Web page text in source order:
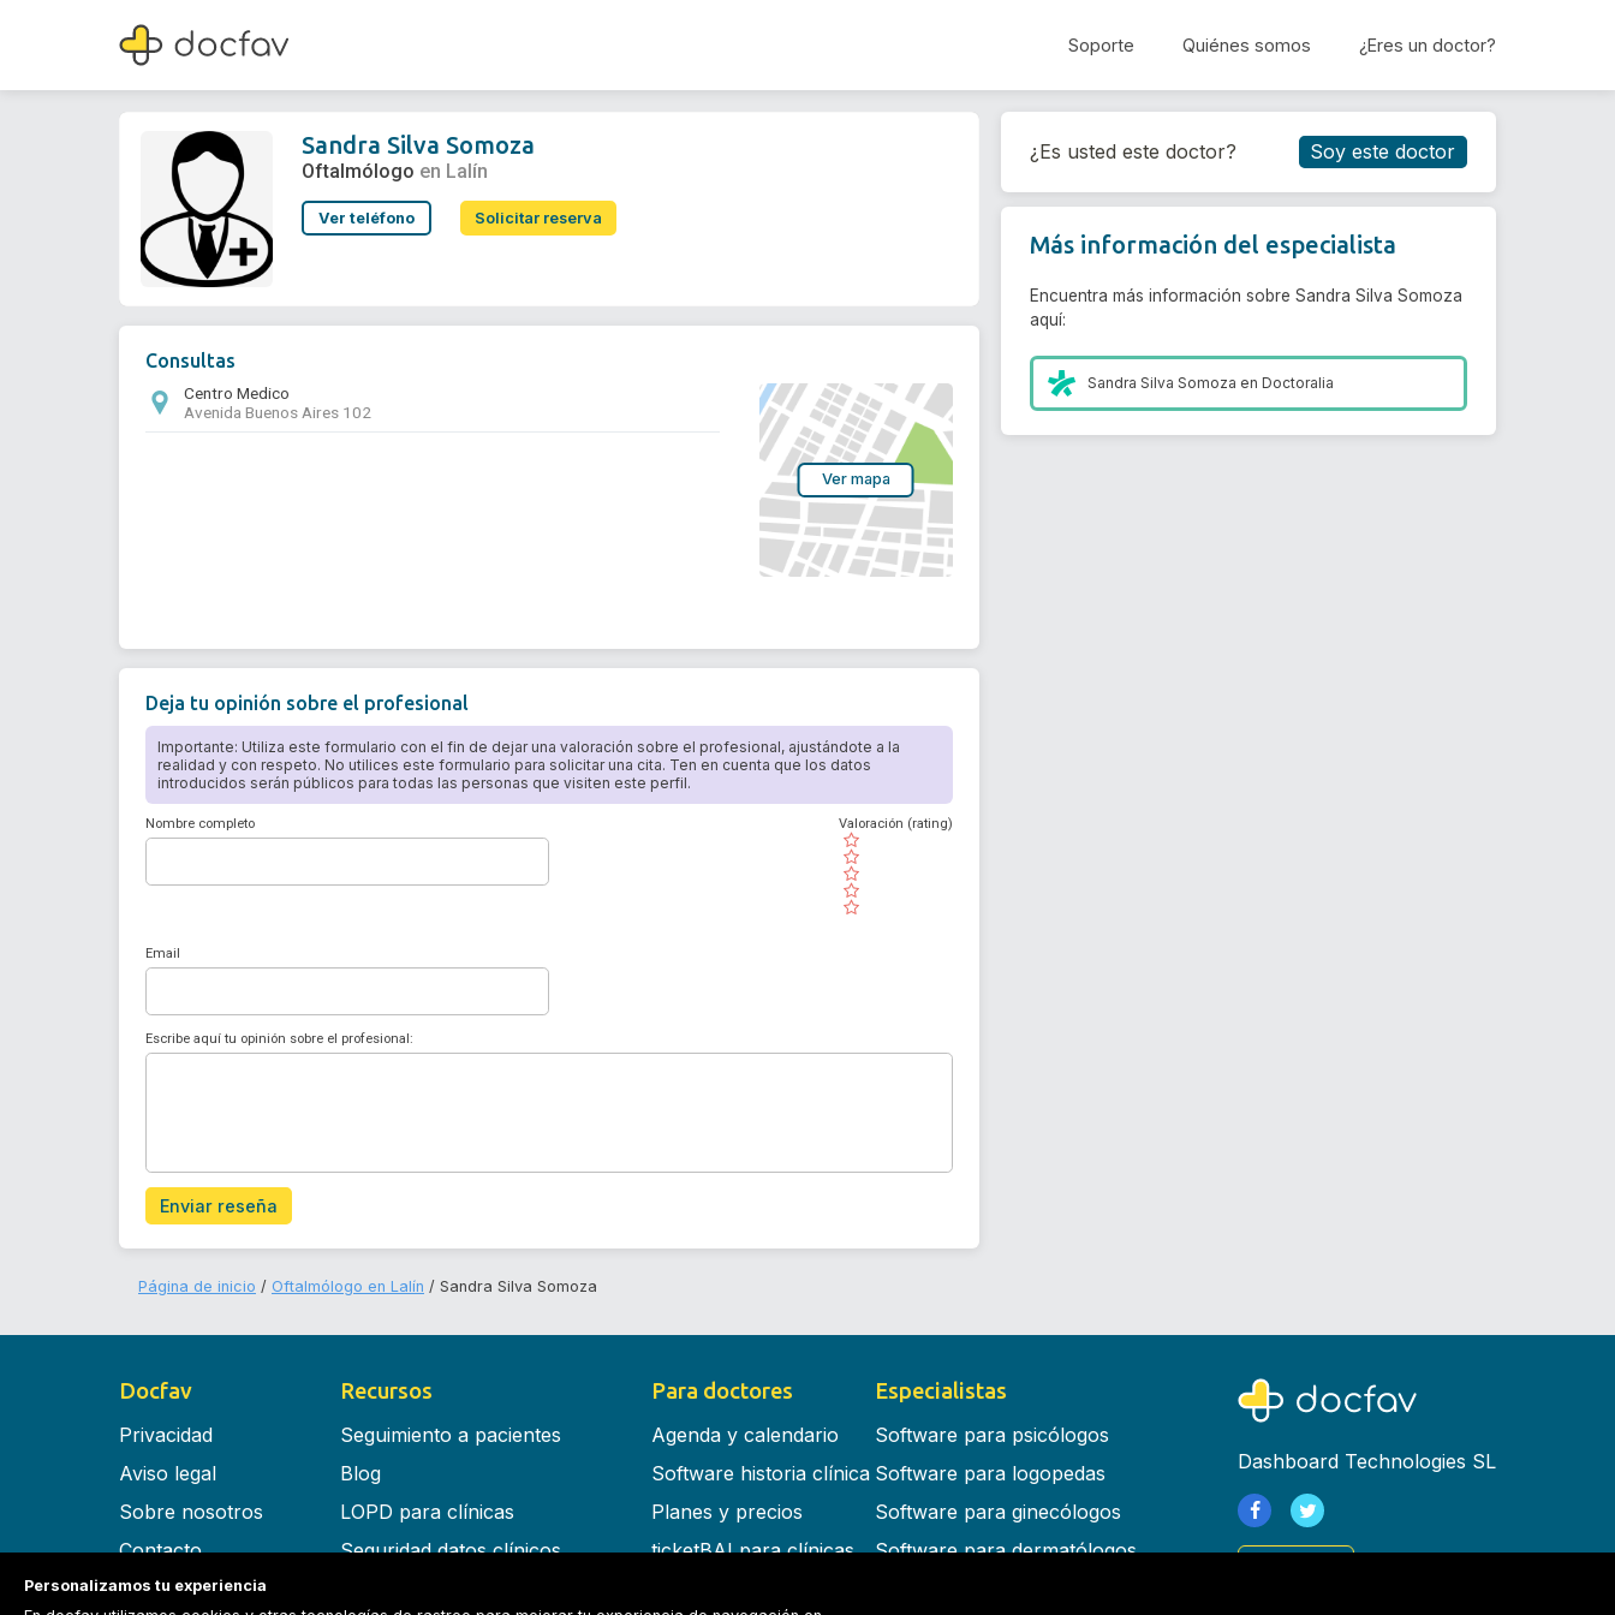
Soporte Quiénes somos ¿Eres un doctor?
Sandra Silva Somoza
Oftalmólogo
Reservar cita
Sandra Silva Somoza
Oftalmólogo en Lalín
Ver teléfono Solicitar reserva
Consultas
Centro Medico
Avenida Buenos Aires 102
Ver mapa
Deja tu opinión sobre el profesional
Importante: Utiliza este formulario con el fin de dejar una valoración sobre el profesional, ajustándote a la
realidad y con respeto. No utilices este formulario para solicitar una cita. Ten en cuenta que los datos
introducidos serán públicos para todas las personas que visiten este perfil.
Nombre completo
( )
( )
( )
( )
( )
Valoración (rating)
Email
Escribe aquí tu opinión sobre el profesional:
Enviar reseña
¿Es usted este doctor? Soy este doctor
Más información del especialista
Encuentra más información sobre Sandra Silva Somoza
aquí:
Sandra Silva Somoza enDoctoralia
Página de inicio Oftalmólogo en Lalín Sandra Silva Somoza
Docfav
Privacidad
Aviso legal
Sobre nosotros
Contacto
Términos y condiciones
Recursos
Seguimiento a pacientes
Blog
LOPD para clínicas
Seguridad datos clínicos
Para doctores
Agenda y calendario
Software historia clínica
Planes y precios
ticketBAI para clínicas
Especialistas
Software para psicólogos
Software para logopedas
Software para ginecólogos
Software para dermatólogos
Dashboard Technologies SL
Personalizamos tu experiencia